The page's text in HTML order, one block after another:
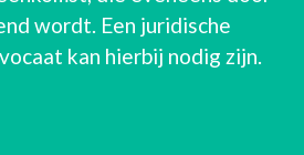
wordt. Een juridische
kan hierbij nodig zijn.